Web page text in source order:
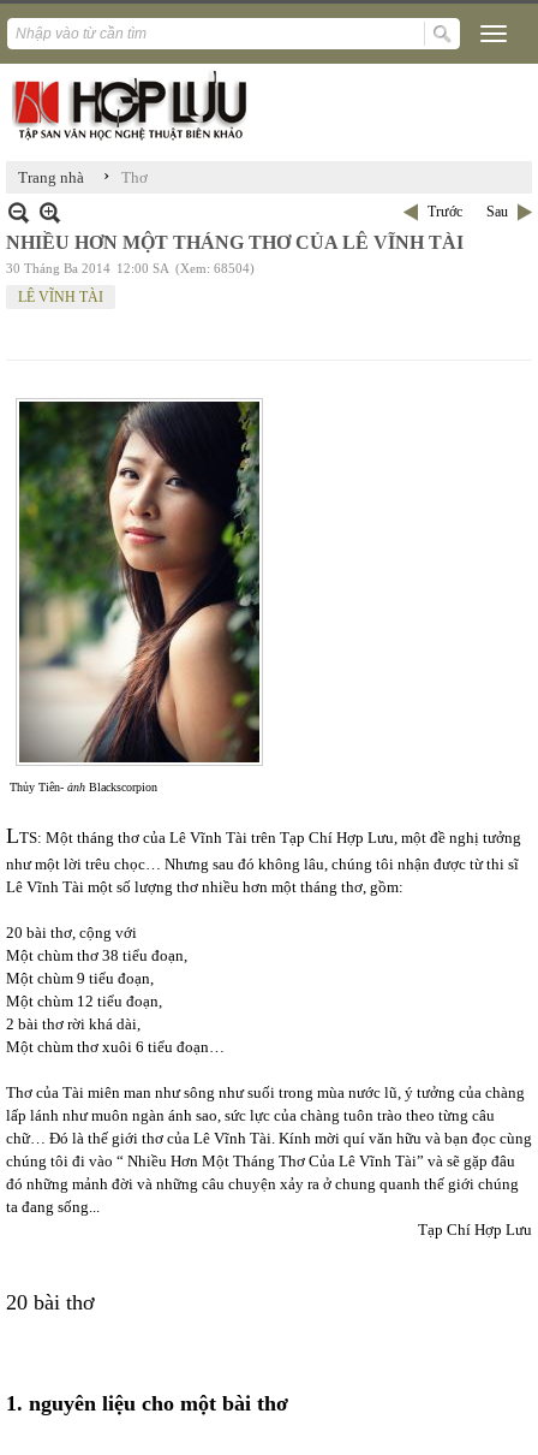
Trang nhà › Thơ
Trước Sau
NHIỀU HƠN MỘT THÁNG THƠ CỦA LÊ VĨNH TÀI
30 Tháng Ba 2014 12:00 SA (Xem: 68504)
LÊ VĨNH TÀI
Thủy Tiên- ảnh Blackscorpion
LTS: Một tháng thơ của Lê Vĩnh Tài trên Tạp Chí Hợp Lưu, một đề nghị tưởng
như một lời trêu chọc… Nhưng sau đó không lâu, chúng tôi nhận được từ thi sĩ
Lê Vĩnh Tài một số lượng thơ nhiều hơn một tháng thơ, gồm:
20 bài thơ, cộng với
Một chùm thơ 38 tiểu đoạn,
Một chùm 9 tiểu đoạn,
Một chùm 12 tiểu đoạn,
2 bài thơ rời khá dài,
Một chùm thơ xuôi 6 tiểu đoạn…
Thơ của Tài miên man như sông như suối trong mùa nước lũ, ý tưởng của chàng
lấp lánh như muôn ngàn ánh sao, sức lực của chàng tuôn trào theo từng câu
chữ… Đó là thế giới thơ của Lê Vĩnh Tài. Kính mời quí văn hữu và bạn đọc cùng
chúng tôi đi vào “ Nhiều Hơn Một Tháng Thơ Của Lê Vĩnh Tài” và sẽ gặp đâu
đó những mảnh đời và những câu chuyện xảy ra ở chung quanh thế giới chúng
ta đang sống...
Tạp Chí Hợp Lưu
20 bài thơ
1. nguyên liệu cho một bài thơ